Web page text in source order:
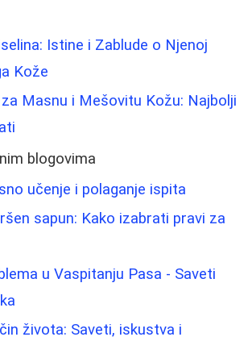
Istine i Zablude o Njenoj
Kože
Masnu i Mešovitu Kožu: Najbolji
blogovima
učenje i polaganje ispita
sapun: Kako izabrati pravi za
u Vaspitanju Pasa - Saveti
života: Saveti, iskustva i